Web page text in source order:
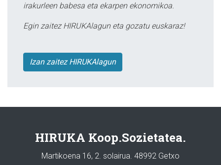
irakurleen babesa eta ekarpen ekonomikoa.
Egin zaitez HIRUKAlagun eta gozatu euskaraz!
Izan zaitez HIRUKAlagun
HIRUKA Koop.Sozietatea.
Martikoena 16, 2. solairua. 48992 Getxo